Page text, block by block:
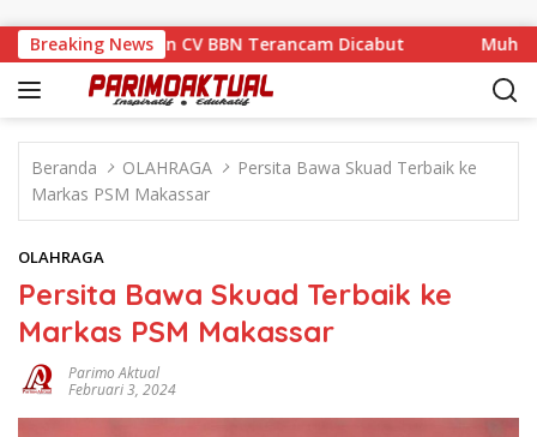
Breaking News
Sanksi, Izin CV BBN Terancam Dicabut Muhamad
Beranda OLAHRAGA
Persita Bawa Skuad Terbaik ke
Markas PSM Makassar
OLAHRAGA
Persita Bawa Skuad Terbaik ke
Markas PSM Makassar
Parimo Aktual
Februari 3, 2024